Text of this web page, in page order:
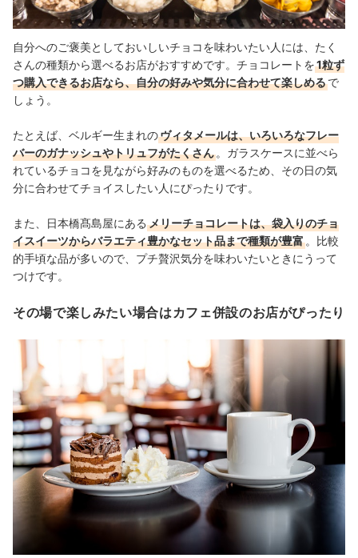
自分へのご褒美としておいしいチョコを味わいたい人には、たく
さんの種類から選べるお店がおすすめです。チョコレートを1粒ず
つ購入できるお店なら、自分の好みや気分に合わせて楽しめるで
しょう。
たとえば、ベルギー生まれのヴィタメールは、いろいろなフレー
バーのガナッシュやトリュフがたくさん 。ガラスケースに並べら
れているチョコを見ながら好みのものを選べるため、その日の気
分に合わせてチョイスしたい人にぴったりです。
また、日本橋髙島屋にある メリーチョコレートは、袋入りのチョ
イスイーツからバラエティ豊かなセット品まで種類が豊富 。比較
的手頃な品が多いので、プチ贅沢気分を味わいたいときにうって
つけです。
その場で楽しみたい場合はカフェ併設のお店がぴったり